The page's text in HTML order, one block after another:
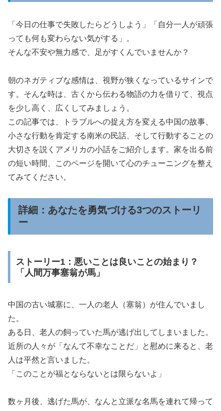
「今日の仕事で失敗したらどうしよう」「自分一人が頑張
っても何も変わらない気がする」。
そんな不安や無力感で、足がすくんでいませんか？
朝のネガティブな感情は、視野が狭くなっているサインで
す。そんな時は、古くから伝わる物語の力を借りて、視点
を少し高く、広くしてみましょう。
この記事では、トラブルへの捉え方を変える中国の故事、
小さな行動を肯定する南米の民話、そして行動することの
大切さを説くアメリカの小話をご紹介します。家を出る前
の短い時間、このページを開いて心のチューニングを整え
てみてください。
詳細：あなたを勇気づける3つのストーリ
ー
ストーリー1：悪いことは良いことの始まり？
「人間万事塞翁が馬」
中国の古い城塞に、一人の老人（塞翁）が住んでいまし
た。
ある日、老人の飼っていた馬が逃げ出してしまいました。
近所の人々が「なんて不幸なことだ」と慰めに来ると、老
人は平然と言いました。
「このことが福とならないとは限らないよ」
数ヶ月後、逃げた馬が、なんと立派な名馬を連れて帰って